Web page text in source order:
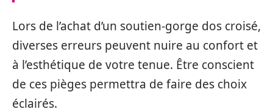
Lors de l’achat d’un soutien-gorge dos croisé,
diverses erreurs peuvent nuire au confort et
à l’esthétique de votre tenue. Être conscient
de ces pièges permettra de faire des choix
éclairés.